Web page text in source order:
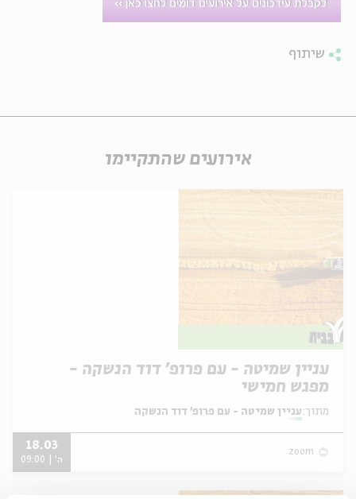
שיתוף
אירועים שהתקיימו
עניין שמיטה - עם פרופ' דוד הנשקה -
מפגש חמישי
מתוך: עניין שמיטה - עם פרופ' דוד הנשקה
zoom
18.03
ה' | 09:00